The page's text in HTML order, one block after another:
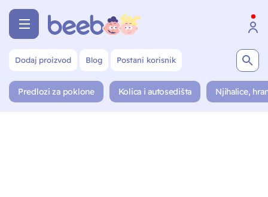
Dodaj proizvod Blog Postani korisnik
Predlozi za poklone Kolica i autosedišta Njihalice,